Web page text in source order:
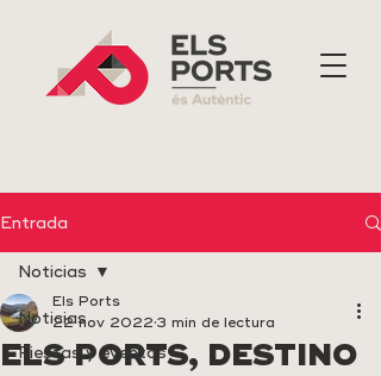
Entrada
Noticias
Fiestas y eventos
Noticias
ELS PORTS, DESTINO
Els Ports
22 nov 2022 3 min de lectura